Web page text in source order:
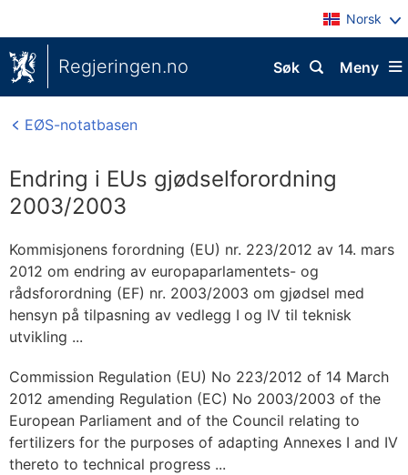
Norsk
Regjeringen.no Meny
Søk
EØS-notatbasen
Endring i EUs gjødselforordning
2003/2003
Kommisjonens forordning (EU) nr. 223/2012 av 14. mars
2012 om endring av europaparlamentets- og
rådsforordning (EF) nr. 2003/2003 om gjødsel med
hensyn på tilpasning av vedlegg I og IV til teknisk
utvikling ...
Commission Regulation (EU) No 223/2012 of 14 March
2012 amending Regulation (EC) No 2003/2003 of the
European Parliament and of the Council relating to
fertilizers for the purposes of adapting Annexes I and IV
thereto to technical progress ...